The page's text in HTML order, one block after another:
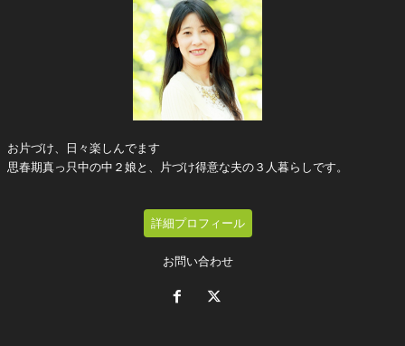
お片づけ、日々楽しんでます
思春期真っ只中の中２娘と、片づけ得意な夫の３人暮らしです。
詳細プロフィール
お問い合わせ